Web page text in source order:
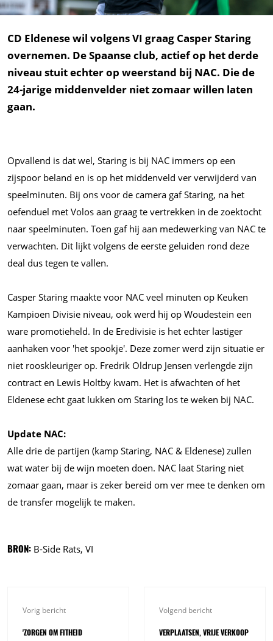
CD Eldenese wil volgens VI graag Casper Staring
overnemen. De Spaanse club, actief op het derde
niveau stuit echter op weerstand bij NAC. Die de
24-jarige middenvelder niet zomaar willen laten
gaan.
Opvallend is dat wel, Staring is bij NAC immers op een
zijspoor beland en is op het middenveld ver verwijderd van
speelminuten. Bij ons voor de camera gaf Staring, na het
oefenduel met Volos aan graag te vertrekken in de zoektocht
naar speelminuten. Toen gaf hij aan medewerking van NAC te
verwachten. Dit lijkt volgens de eerste geluiden rond deze
deal dus tegen te vallen.
Casper Staring maakte voor NAC veel minuten op Keuken
Kampioen Divisie niveau, ook werd hij op Woudestein een
ware promotieheld. In de Eredivisie is het echter lastiger
aanhaken voor 'het spookje'. Deze zomer werd zijn situatie er
niet rooskleuriger op. Fredrik Oldrup Jensen verlengde zijn
contract en Lewis Holtby kwam. Het is afwachten of het
Eldenese echt gaat lukken om Staring los te weken bij NAC.
Update NAC:
Alle drie de partijen (kamp Staring, NAC & Eldenese) zullen
wat water bij de wijn moeten doen. NAC laat Staring niet
zomaar gaan, maar is zeker bereid om ver mee te denken om
de transfer mogelijk te maken.
BRON: B-Side Rats, VI
Vorig bericht
'ZORGEN OM FITHEID
Volgend bericht
VERPLAATSEN, VRIJE VERKOOP